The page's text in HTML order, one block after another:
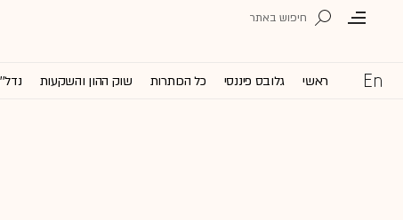
ראשי גלובס פיננסי כל הכותרות שוק ההון והשקעות